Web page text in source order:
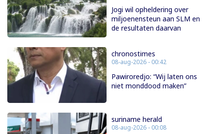
Jogi wil opheldering over
miljoenensteun aan SLM en
de resultaten daarvan
chronostimes
08-aug-2026 - 00:42
Pawiroredjo: “Wij laten ons
niet monddood maken”
suriname herald
08-aug-2026 - 00:08